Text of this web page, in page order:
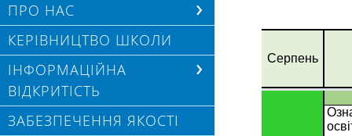
ПРО НАС
КЕРІВНИЦТВО ШКОЛИ
ІНФОРМАЦІЙНА
ВІДКРИТІСТЬ
ЗАБЕЗПЕЧЕННЯ ЯКОСТІ